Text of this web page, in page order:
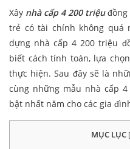
Xây nhà cấp 4 200 triệuđồng
trẻ có tài chính không quá
dựng nhà cấp 4 200 triệu
biết cách tính toán, lựa
thực hiện. Sau đây sẽ là
cùng những mẫu nhà cấp
bật nhất năm cho các gia
MỤC LỤC [